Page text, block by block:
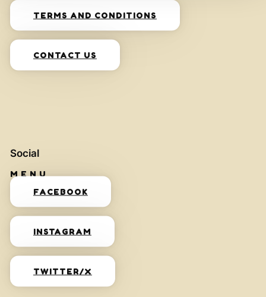
TERMS AND CONDITIONS
CONTACT US
Social
FACEBOOK
INSTAGRAM
TWITTER/X